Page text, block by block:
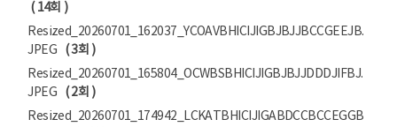
( 14회 )
Resized_20260701_162037_YCOAVBHICIJIGBJBJJBCCGEEJB.
JPEG
( 3회 )
Resized_20260701_165804_OCWBSBHICIJIGBJBJJDDDJIFBJ.
JPEG
( 2회 )
Resized_20260701_174942_LCKATBHICIJIGABDCCBCCEGGB